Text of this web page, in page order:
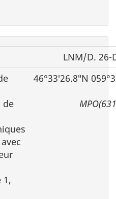
LNM/D. 26-
de
1,
46°33′26.8″N